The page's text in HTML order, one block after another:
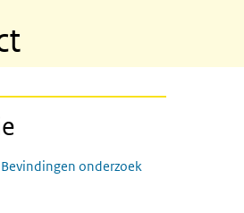
onderzoek